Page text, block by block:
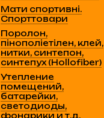
Мати спортивні.
Спорттовари
Поролон,
пінополіетілен, клей,
нитки, синтепон,
синтепух (Hollofiber)
Утепление
помещений,
батарейки,
светодиоды,
фонарики и т.д.